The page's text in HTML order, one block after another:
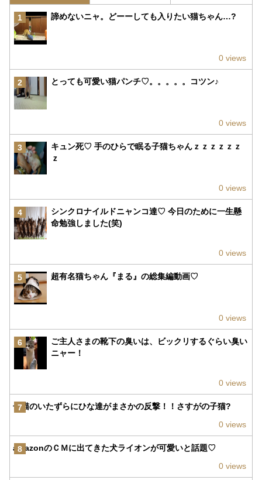
1 諦めないニャ。どーーしても入りたい猫ちゃん…?
0 views
2 とっても可愛い猫パンチ♡。。。。。コツン♪
0 views
3
キュン死♡ 手のひらで眠る子猫ちゃんｚｚｚｚｚｚ
ｚ
0 views
4
シンクロナイルドニャンコ達♡ 今日のために一生懸
命勉強しました(笑)
0 views
5 超有名猫ちゃん『まる』の総集編動画♡
0 views
6
ご主人さまの靴下の臭いは、ビックリするぐらい臭い
ニャー！
0 views
7
子猫のいたずらにひな達がまさかの反撃！！さすがの子猫?
0 views
8
amazonのＣＭに出てきた犬ライオンが可愛いと話題♡
0 views